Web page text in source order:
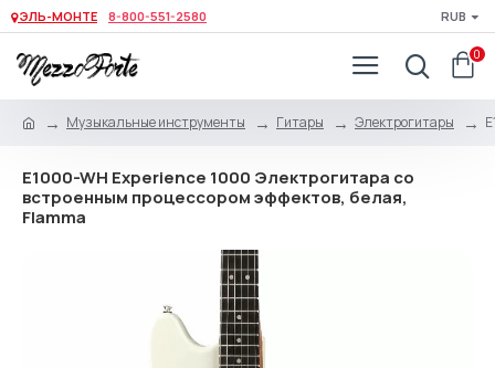
ЭЛЬ-МОНТЕ 8-800-551-2580 RUB
0
Музыкальные инструменты Гитары Электрогитары
E1000-WH Experience 1000 Электрогитара со
встроенным процессором эффектов, белая,
Flamma